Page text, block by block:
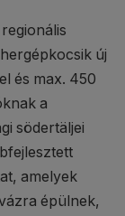
új
és max. 450
a
södertäljei
amelyek
épülnek,